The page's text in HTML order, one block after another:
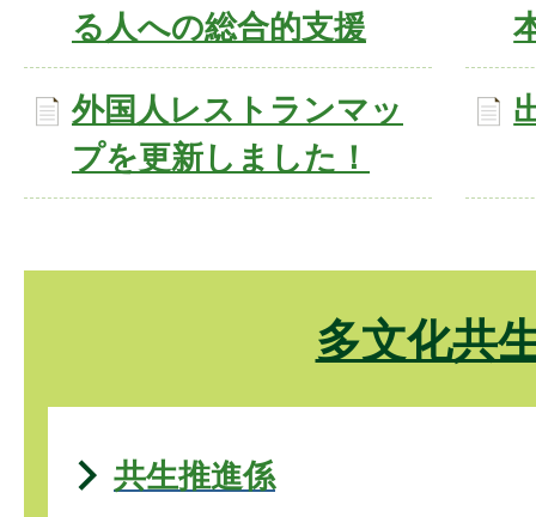
る人への総合的支援
外国人レストランマッ
プを更新しました！
多文化共
共生推進係